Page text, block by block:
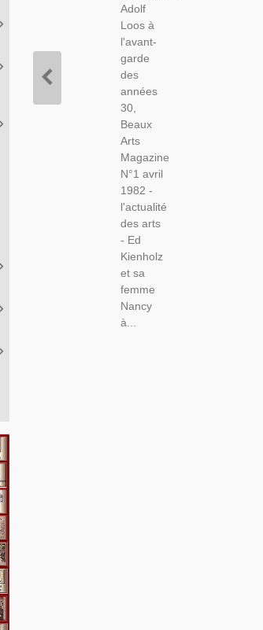
1982
Adolf
Loos à
l'avant-
garde
des
années
30,
Beaux
Arts
Magazine
N°1 avril
1982 -
l'actualité
des arts
- Ed
Kienholz
et sa
femme
Nancy
à...